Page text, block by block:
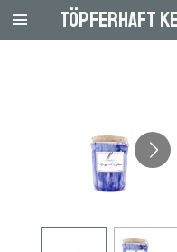
Zum
Hauptinhalt
Töpferhaft